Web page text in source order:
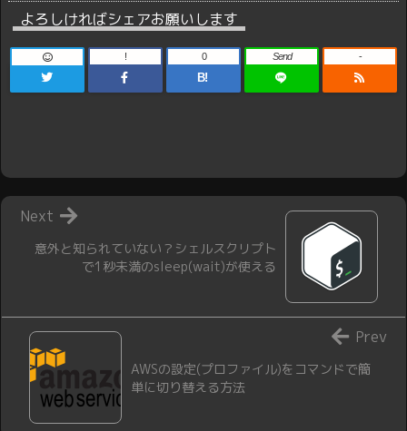
よろしければシェアお願いします
!
B!
0 Send -
意外と知られていない？シェルスクリプト
で1秒未満のsleep(wait)が使える
Next
AWSの設定(プロファイル)をコマンドで簡
単に切り替える方法
Prev